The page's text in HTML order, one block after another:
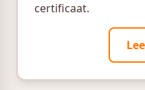
certificaat.